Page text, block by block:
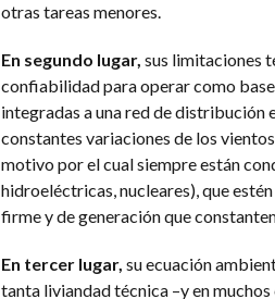
otras tareas menores.
En segundo lugar, sus limitaciones
confiabilidad para operar como
integradas a una red de
constantes variaciones de los
motivo por el cual siempre están
hidroeléctricas, nucleares), que
firme y de generación que
En tercer lugar, su ecuación
tanta liviandad técnica –y en